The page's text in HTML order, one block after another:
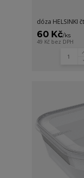
dóza HELSINKI
60 Kč/ks
49 Kč bez DPH